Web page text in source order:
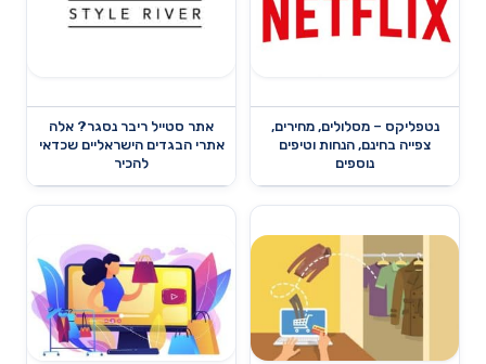
נטפליקס – מסלולים, מחירים,
צפייה בחינם, הנחות וטיפים
נוספים
אתר סטייל ריבר נסגר? אלה
אתרי הבגדים הישראליים שכדאי
להכיר